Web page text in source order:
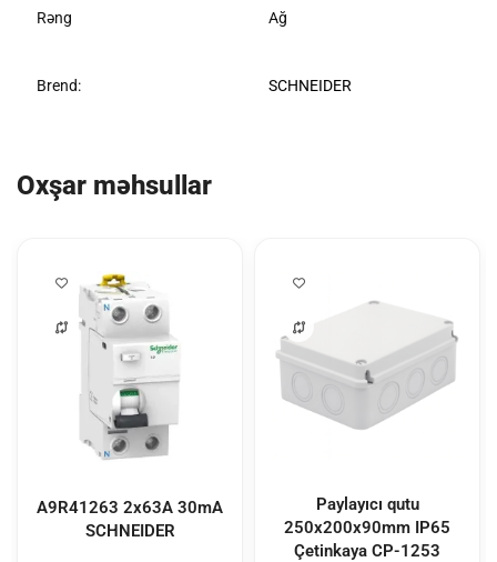
Rəng Ağ
Brend: SCHNEIDER
Oxşar məhsullar
A9R41263 2x63A 30mA
SCHNEIDER
Paylayıcı qutu
250x200x90mm IP65
Çetinkaya CP-1253